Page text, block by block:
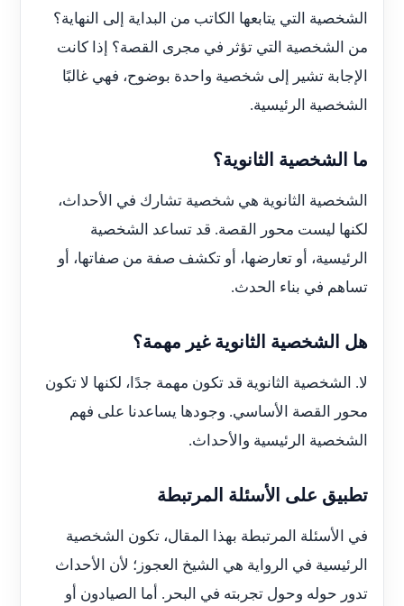
الشخصية التي يتابعها الكاتب من البداية إلى النهاية؟
من الشخصية التي تؤثر في مجرى القصة؟ إذا كانت
الإجابة تشير إلى شخصية واحدة بوضوح، فهي غالبًا
الشخصية الرئيسية.
ما الشخصية الثانوية؟
الشخصية الثانوية هي شخصية تشارك في الأحداث،
لكنها ليست محور القصة. قد تساعد الشخصية
الرئيسية، أو تعارضها، أو تكشف صفة من صفاتها، أو
تساهم في بناء الحدث.
هل الشخصية الثانوية غير مهمة؟
لا. الشخصية الثانوية قد تكون مهمة جدًا، لكنها لا تكون
محور القصة الأساسي. وجودها يساعدنا على فهم
الشخصية الرئيسية والأحداث.
تطبيق على الأسئلة المرتبطة
في الأسئلة المرتبطة بهذا المقال، تكون الشخصية
الرئيسية في الرواية هي الشيخ العجوز؛ لأن الأحداث
تدور حوله وحول تجربته في البحر. أما الصيادون أو